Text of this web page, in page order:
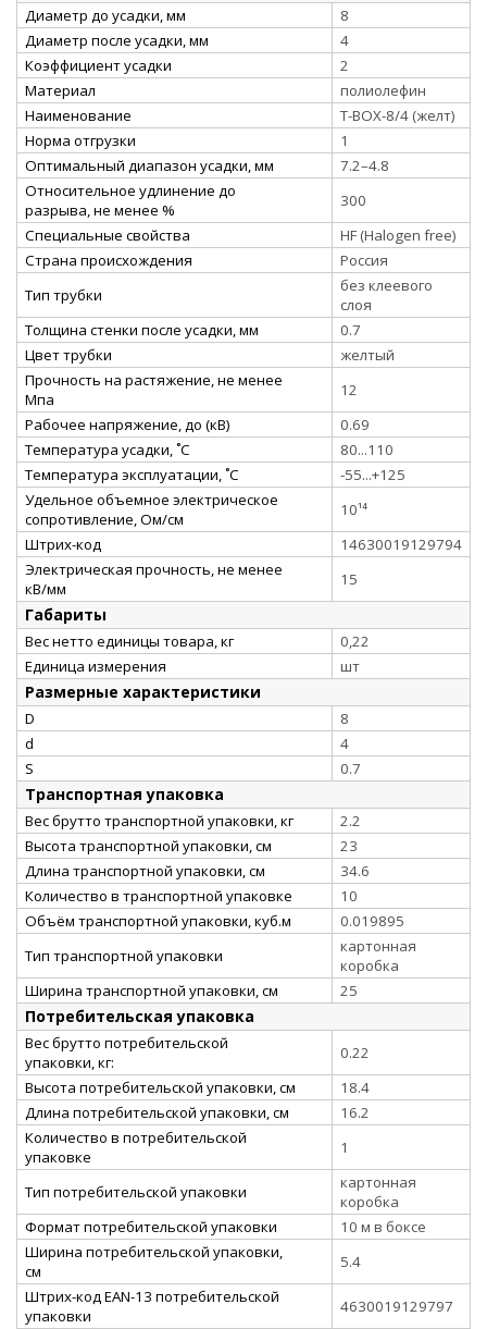
Диаметр до усадки, мм
8
Диаметр после усадки, мм
4
Коэффициент усадки
2
Материал
полиолефин
Наименование
Т-BOX-8/4 (желт)
Норма отгрузки
1
Оптимальный диапазон усадки, мм
7.2–4.8
Относительное удлинение до
разрыва, не менее %
300
Специальные свойства
HF (Halogen free)
Страна происхождения
Россия
Тип трубки
без клеевого
слоя
Толщина стенки после усадки, мм
0.7
Цвет трубки
желтый
Прочность на растяжение, не менее
Мпа
12
Рабочее напряжение, до (кВ)
0.69
Температура усадки, ˚С
80...110
Температура эксплуатации, ˚С
-55...+125
Удельное объемное электрическое
сопротивление, Ом/см
10¹⁴
Штрих-код
14630019129794
Электрическая прочность, не менее
кВ/мм
15
Габариты
Вес нетто единицы товара, кг
0,22
Единица измерения
шт
Размерные характеристики
D
8
d
4
S
0.7
Транспортная упаковка
Вес брутто транспортной упаковки, кг
2.2
Высота транспортной упаковки, см
23
Длина транспортной упаковки, см
34.6
Количество в транспортной упаковке
10
Объём транспортной упаковки, куб.м
0.019895
Тип транспортной упаковки
картонная
коробка
Ширина транспортной упаковки, см
25
Потребительская упаковка
Вес брутто потребительской
упаковки, кг:
0.22
Высота потребительской упаковки, см
18.4
Длина потребительской упаковки, см
16.2
Количество в потребительской
упаковке
1
Тип потребительской упаковки
картонная
коробка
Формат потребительской упаковки
10 м в боксе
Ширина потребительской упаковки,
см
5.4
Штрих-код EAN-13 потребительской
упаковки
4630019129797